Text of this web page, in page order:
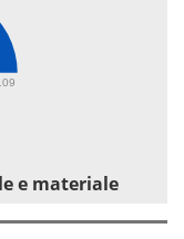
e materiale